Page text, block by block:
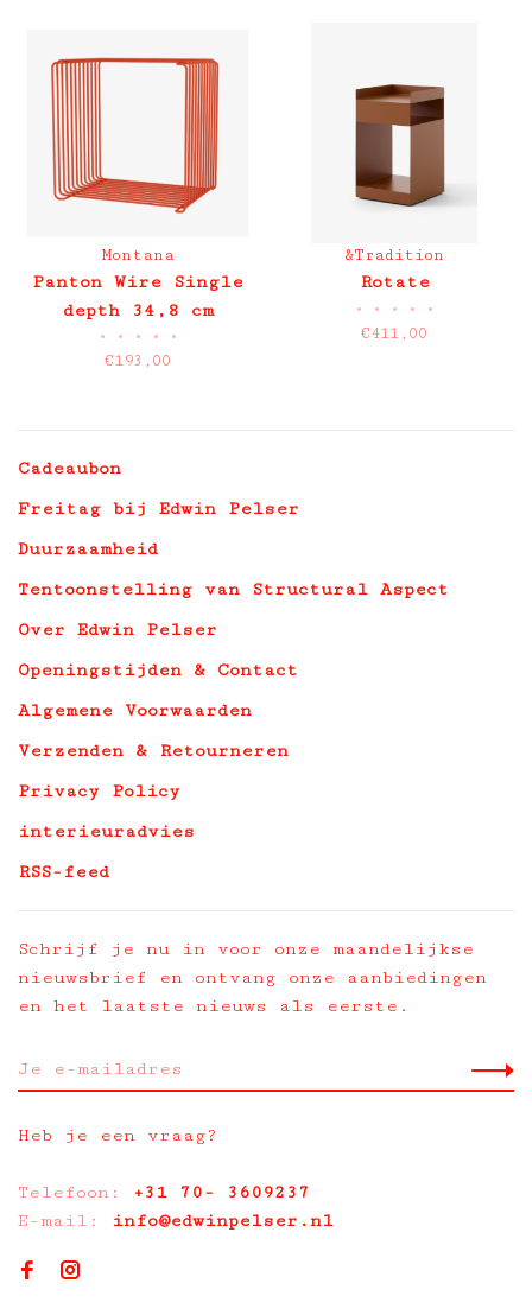
Montana
Panton Wire Single
depth 34,8 cm
• • • • •
€193,00
&Tradition
Rotate
• • • • •
€411,00
Cadeaubon
Freitag bij Edwin Pelser
Duurzaamheid
Tentoonstelling van Structural Aspect
Over Edwin Pelser
Openingstijden & Contact
Algemene Voorwaarden
Verzenden & Retourneren
Privacy Policy
interieuradvies
RSS-feed
Schrijf je nu in voor onze maandelijkse
nieuwsbrief en ontvang onze aanbiedingen
en het laatste nieuws als eerste.
Heb je een vraag?
Telefoon: +31 70- 3609237
E-mail:
info@edwinpelser.nl